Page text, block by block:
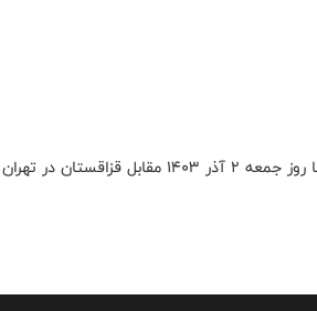
شایان ذکر است، تیم ملی بسکتبال ایران در سومین بازی خود از این رقابت‌ها روز جمعه 2 آذر ۱۴۰۳ مقابل قزاقستان در تهران